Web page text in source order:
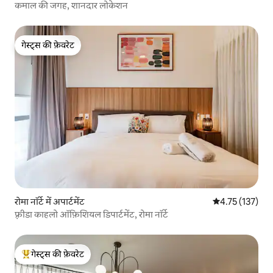
कमाल की जगह, शानदार लोकेशन
गेस्ट्स की फ़ेवरेट
गेस्ट्स की फ़ेवरेट
रोमा नॉर्टे में अपार्टमेंट औसत रेटिंग 5 में से
4.75 (137)
फ़्रीडा काहलो ऑफ़िशियल डिपार्टमेंट, रोमा नॉर्टे
गेस्ट्स का टॉप फ़ेवरेट
गेस्ट्स की फ़ेवरेट